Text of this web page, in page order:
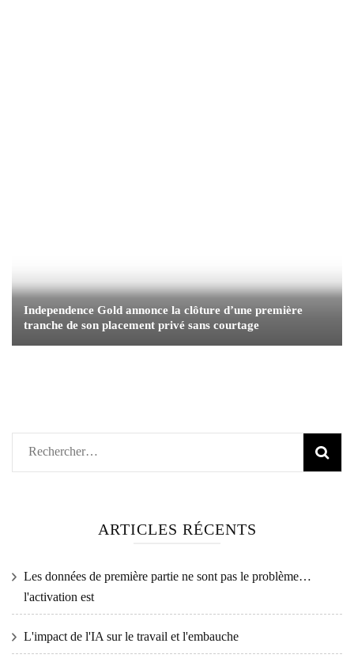
Independence Gold annonce la clôture d’une première
tranche de son placement privé sans courtage
Rechercher :
ARTICLES RÉCENTS
Les données de première partie ne sont pas le problème…
l'activation est
L'impact de l'IA sur le travail et l'embauche